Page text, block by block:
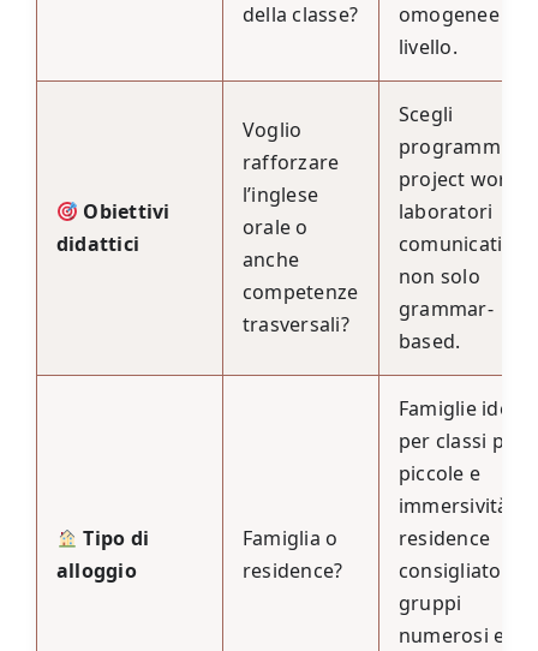
della classe?
omogenee per
livello.
Obiettivi
didattici
Voglio
rafforzare
l’inglese
orale o
anche
competenze
trasversali?
Scegli
programmi
project work e
laboratori
comunicativi,
non solo
grammar-
based.
Tipo di
alloggio
Famiglia o
residence?
Famiglie ideali
per classi più
piccole e
immersività;
residence
consigliato per
gruppi
numerosi e